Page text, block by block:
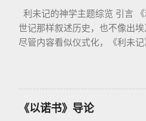
利未记的神学主题综览 引言
世记那样叙述历史，也不像出
尽管内容看似仪式化，《利未
意味着道德上的圣洁，更意味
祭： 燔祭 （olah）：全然献上
（shelamim）：人与神团契的
《以诺书》导论